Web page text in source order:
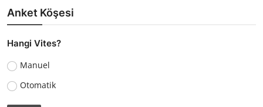
Anket Köşesi
Hangi Vites?
Manuel
Otomatik